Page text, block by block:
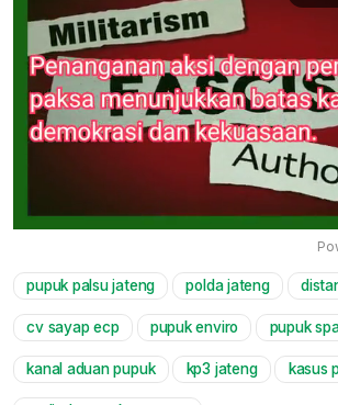
pupuk palsu jateng polda jateng
cv sayap ecp pupuk enviro pupuk
kanal aduan pupuk kp3 jateng kasus